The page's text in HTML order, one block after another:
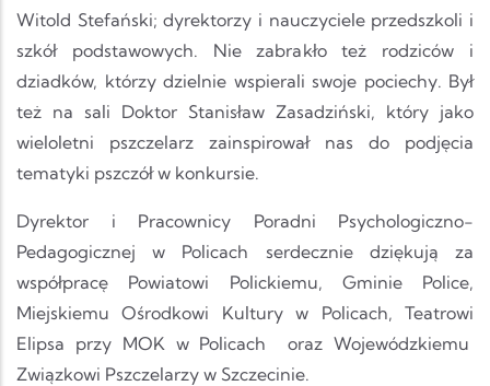
Witold Stefański; dyrektorzy i nauczyciele przedszkoli i
szkół podstawowych. Nie zabrakło też rodziców i
dziadków, którzy dzielnie wspierali swoje pociechy. Był
też na sali Doktor Stanisław Zasadziński, który jako
wieloletni pszczelarz zainspirował nas do podjęcia
tematyki pszczół w konkursie.
Dyrektor i Pracownicy Poradni Psychologiczno-
Pedagogicznej w Policach serdecznie dziękują za
współpracę Powiatowi Polickiemu, Gminie Police,
Miejskiemu Ośrodkowi Kultury w Policach, Teatrowi
Elipsa przy MOK w Policach oraz Wojewódzkiemu
Związkowi Pszczelarzy w Szczecinie.